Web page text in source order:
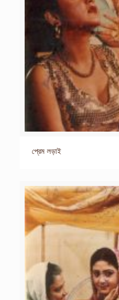
প্রেম লড়াই